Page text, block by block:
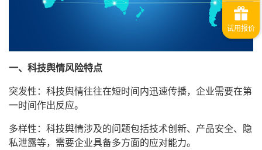
一、科技舆情风险特点
突发性：科技舆情往往在短时间内迅速传播，企业需要在第
一时间作出反应。
多样性：科技舆情涉及的问题包括技术创新、产品安全、隐
私泄露等，需要企业具备多方面的应对能力。